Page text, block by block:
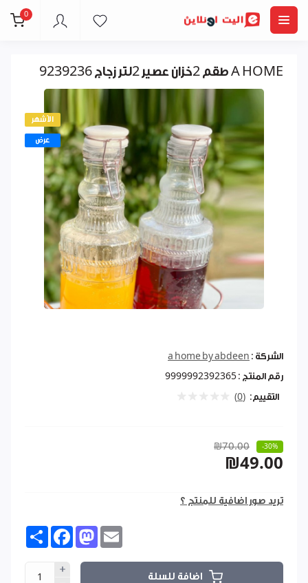
0
طقم 2خزان عصير 2لتر زجاج 9239236 A HOME
الأشهر
عرض
الشركة : a home by abdeen
رقم المنتج : 9999992392365
التقييم: (0)
₪70.00 -30%
₪49.00
تريد صور اضافية للمنتج ؟
Share FacebookMastodon
اضافة للسلة